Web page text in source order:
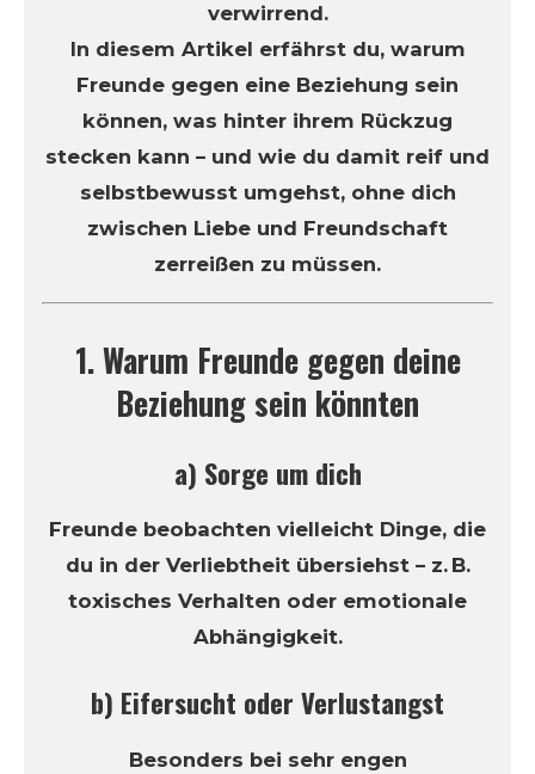
verwirrend.
In diesem Artikel erfährst du, warum
Freunde gegen eine Beziehung sein
können, was hinter ihrem Rückzug
stecken kann – und wie du damit reif und
selbstbewusst umgehst, ohne dich
zwischen Liebe und Freundschaft
zerreißen zu müssen.
1. Warum Freunde gegen deine
Beziehung sein könnten
a) Sorge um dich
Freunde beobachten vielleicht Dinge, die
du in der Verliebtheit übersiehst – z. B.
toxisches Verhalten oder emotionale
Abhängigkeit.
b) Eifersucht oder Verlustangst
Besonders bei sehr engen